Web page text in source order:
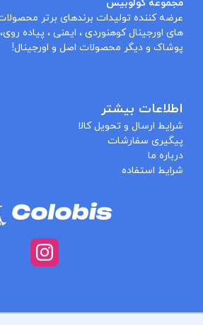
مجموعه کولوبیس
عرضه کننده تولیدات برندهای برتر
های اورجینال کوهنوردی ، ایمنی ، پیاده
پوشاک و دیگر محصولات اصل و اورجینال!
اطلاعات بیشتر
شرایط ارسال و تحویل کالا
پیگیری سفارشات
درباره ما
شرایط استفاده